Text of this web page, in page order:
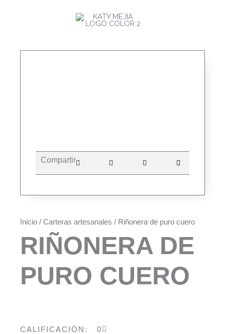
Inicio / Carteras artesanales / Riñonera de puro cuero
RIÑONERA DE
PURO CUERO
CALIFICACIÓN: 0
Compartir